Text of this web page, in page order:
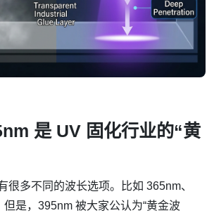
是 UV 固化行业的“黄
很多不同的波长选项。比如 365nm、
是，395nm 被大家公认为“黄金波